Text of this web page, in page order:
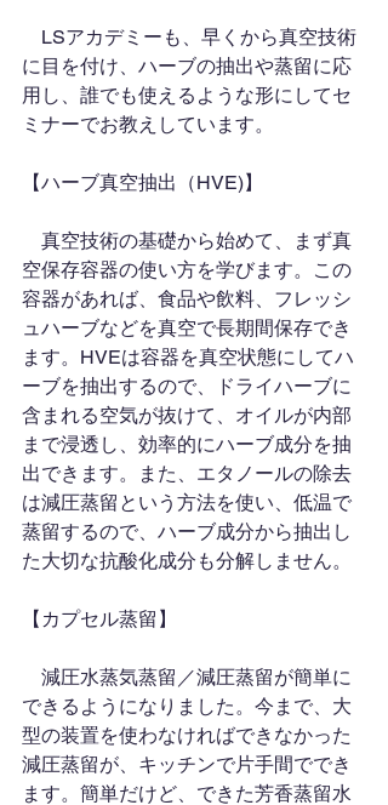
LSアカデミーも、早くから真空技術
に目を付け、ハーブの抽出や蒸留に応
用し、誰でも使えるような形にしてセ
ミナーでお教えしています。
【ハーブ真空抽出（HVE)】
真空技術の基礎から始めて、まず真
空保存容器の使い方を学びます。この
容器があれば、食品や飲料、フレッシ
ュハーブなどを真空で長期間保存でき
ます。HVEは容器を真空状態にしてハ
ーブを抽出するので、ドライハーブに
含まれる空気が抜けて、オイルが内部
まで浸透し、効率的にハーブ成分を抽
出できます。また、エタノールの除去
は減圧蒸留という方法を使い、低温で
蒸留するので、ハーブ成分から抽出し
た大切な抗酸化成分も分解しません。
【カプセル蒸留】
減圧水蒸気蒸留／減圧蒸留が簡単に
できるようになりました。今まで、大
型の装置を使わなければできなかった
減圧蒸留が、キッチンで片手間ででき
ます。簡単だけど、できた芳香蒸留水